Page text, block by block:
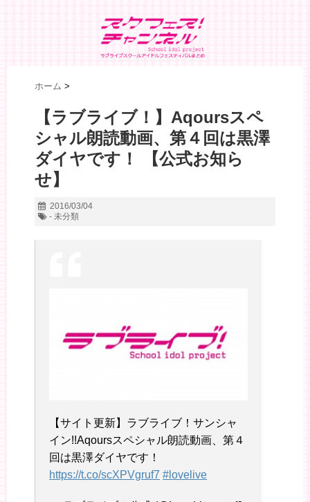
ホーム >
【ラブライブ！】Aqoursスペ
シャル朗読動画、第４回は黒澤
ダイヤです！ 【公式お知ら
せ】
2016/03/04
- 未分類
【サイト更新】ラブライブ！サンシャ
イン!!Aqoursスペシャル朗読動画、第４
回は黒澤ダイヤです！
https://t.co/scXPVgruf7 #lovelive